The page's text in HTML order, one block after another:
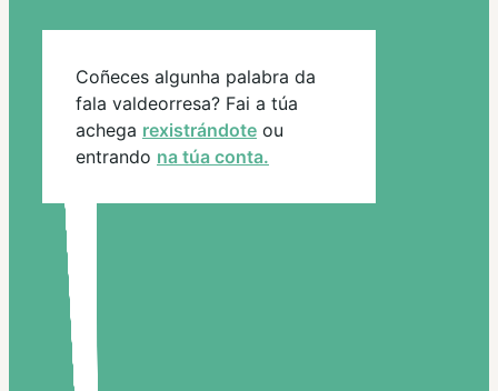
Coñeces algunha palabra da
fala valdeorresa? Fai a túa
achega rexistrándote ou
entrando na túa conta.